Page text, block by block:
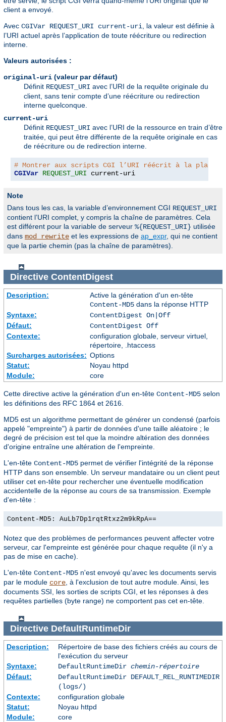
client a envoyé.
Avec CGIVar REQUEST_URI current-uri , la valeur est définie à
l’URI actuel après l’application de toute réécriture ou redirection
interne.
Valeurs autorisées :
original-uri (valeur par défaut)
Définit REQUEST_URI avec l’URI de la requête originale du
client, sans tenir compte d’une réécriture ou redirection
interne quelconque.
current-uri
Définit REQUEST_URI avec l’URI de la ressource en train d’être
traitée, qui peut être différente de la requête originale en cas
de réécriture ou de redirection interne.
# Montrer aux scripts CGI l’URI réécrit à la place
CGIVar REQUEST_URI current-uri
Note
Dans tous les cas, la variable d’environnement CGI REQUEST_URI
contient l’URI complet, y compris la chaîne de paramètres. Cela
est différent pour la variable de serveur %{REQUEST_URI} utilisée
dans mod_rewrite et les expressions de ap_expr, qui ne contient
que la partie chemin (pas la chaîne de paramètres).
Directive ContentDigest
Description:
Active la génération d'un en-tête
Content-MD5dans la réponse HTTP
Syntaxe:
ContentDigest On|Off
Défaut:
ContentDigest Off
Contexte:
configuration globale, serveur virtuel,
répertoire, .htaccess
Surcharges autorisées: Options
Statut:
Noyau httpd
Module:
core
Cette directive active la génération d'un en-tête Content-MD5 selon
les définitions des RFC 1864 et 2616.
MD5 est un algorithme permettant de générer un condensé (parfois
appelé "empreinte") à partir de données d'une taille aléatoire ; le
degré de précision est tel que la moindre altération des données
d'origine entraîne une altération de l'empreinte.
L'en-tête Content-MD5 permet de vérifier l'intégrité de la réponse
HTTP dans son ensemble. Un serveur mandataire ou un client peut
utiliser cet en-tête pour rechercher une éventuelle modification
accidentelle de la réponse au cours de sa transmission. Exemple
d'en-tête :
Content-MD5: AuLb7Dp1rqtRtxz2m9kRpA==
Notez que des problèmes de performances peuvent affecter votre
serveur, car l'empreinte est générée pour chaque requête (il n'y a
pas de mise en cache).
L'en-tête Content-MD5 n'est envoyé qu'avec les documents servis
par le module core , à l'exclusion de tout autre module. Ainsi, les
documents SSI, les sorties de scripts CGI, et les réponses à des
requêtes partielles (byte range) ne comportent pas cet en-tête.
Directive DefaultRuntimeDir
Description:
Répertoire de base des fichiers créés au cours de
l'exécution du serveur
Syntaxe:
DefaultRuntimeDir chemin-répertoire
Défaut:
DefaultRuntimeDir DEFAULT_REL_RUNTIMEDIR
(logs/)
Contexte:
configuration globale
Statut:
Noyau httpd
Module:
core